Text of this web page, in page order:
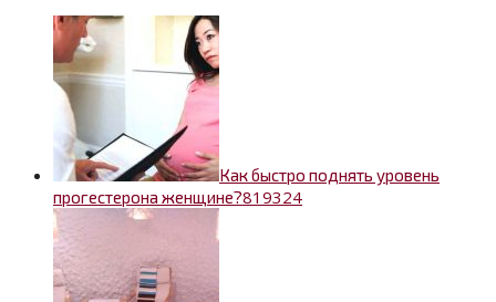
Как быстро поднять уровень
прогестерона женщине?819324